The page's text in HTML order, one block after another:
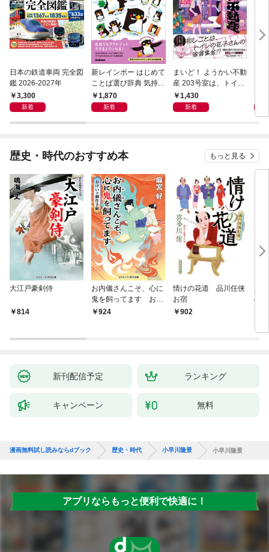
日本の鉄道車両 完全図
鑑 2026-2027年
3,300
新着
新レインボー はじめて
ことば選び辞典 気持ち
のことば
1,870
新着
まいど！ ようかい不動
産 203号室は、トイレ
の花子さんの部屋？
1,430
新着
歴史・時代のおすすめ本 もっと見る
大江戸豪剣侍
814
お内儀さんこそ、心に
鬼を飼ってます おけ
いの戯作手帖
924
情けの花道 品川任侠
お宿
902
の
新刊配信予定 ランキング
キャンペーン 無料
漫画無料試し読みならdブック 歴史・時代 小早川隆景 小早川隆景
アプリならもっと便利で快適に！